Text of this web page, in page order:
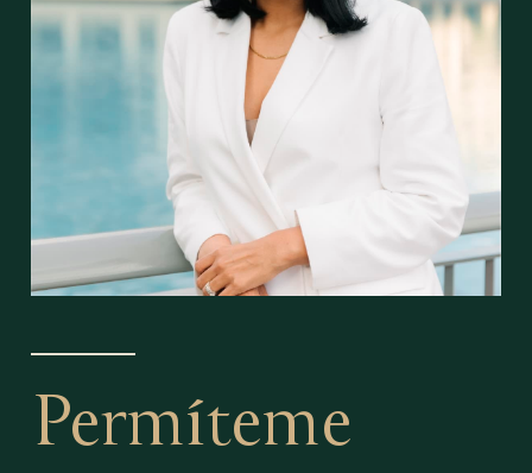
Permíteme